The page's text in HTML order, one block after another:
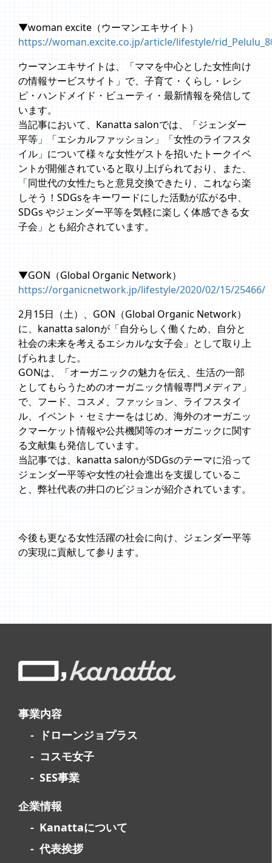
▼woman excite（ウーマンエキサイト）
https://woman.excite.co.jp/article/lifestyle/
ウーマンエキサイトは、「ママを中心とした女性向け
の情報サービスサイト」で、子育て・くらし・レシ
ピ・ハンドメイド・ビューティ・最新情報を発信して
います。
当記事において、Kanatta salonでは、「ジェンダー
平等」「エシカルファッション」「女性のライフスタ
イル」について様々な女性ゲストを招いたトークイベ
ントが開催されていると取り上げられており、また、
「同世代の女性たちと意見交換できたり、これなら楽
しそう！SDGsをキーワードにした活動が広がる中、
SDGs やジェンダー平等を気軽に楽しく体感できる女
子会」とも紹介されています。
▼GON（Global Organic Network）
https://organicnetwork.jp/lifestyle/2020/02/15/25466/
2月15日（土）、GON（Global Organic Network）
に、kanatta salonが「自分らしく働くため、自分と
社会の未来を考えるエシカルな女子会」として取り上
げられました。
GONは、「オーガニックの魅力を伝え、生活の一部
としてもらうためのオーガニック情報専門メディア」
で、フード、コスメ、ファッション、ライフスタイ
ル、イベント・セミナーをはじめ、海外のオーガニッ
クマーケット情報や公共機関等のオーガニックに関す
る文献集も発信しています。
当記事では、kanatta salonがSDGsのテーマに沿って
ジェンダー平等や女性の社会進出を支援しているこ
と、弊社代表の井口のビジョンが紹介されています。
今後も更なる女性活躍の社会に向け、ジェンダー平等
の実現に貢献して参ります。
事業内容
ドローンジョプラス
コスモ女子
SES事業
企業情報
Kanattaについて
代表挨拶